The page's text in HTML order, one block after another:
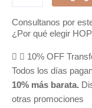
cantidad
Consultanos por
¿Por qué elegir
10% OFF
Todos los días
10% más barata.
otras promociones